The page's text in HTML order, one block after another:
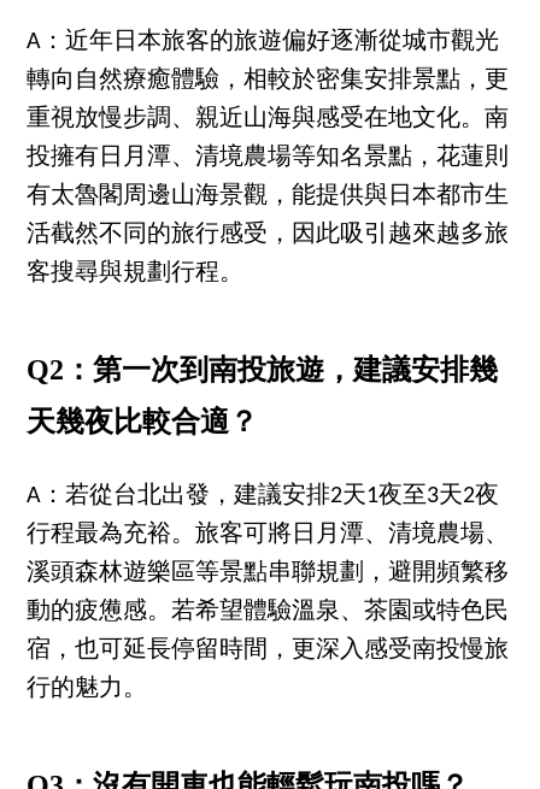
A：近年日本旅客的旅遊偏好逐漸從城市觀光
轉向自然療癒體驗，相較於密集安排景點，更
重視放慢步調、親近山海與感受在地文化。南
投擁有日月潭、清境農場等知名景點，花蓮則
有太魯閣周邊山海景觀，能提供與日本都市生
活截然不同的旅行感受，因此吸引越來越多旅
客搜尋與規劃行程。
Q2：第一次到南投旅遊，建議安排幾
天幾夜比較合適？
A：若從台北出發，建議安排2天1夜至3天2夜
行程最為充裕。旅客可將日月潭、清境農場、
溪頭森林遊樂區等景點串聯規劃，避開頻繁移
動的疲憊感。若希望體驗溫泉、茶園或特色民
宿，也可延長停留時間，更深入感受南投慢旅
行的魅力。